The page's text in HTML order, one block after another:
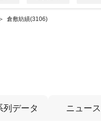
倉敷紡績(3106)
列データ ニュース